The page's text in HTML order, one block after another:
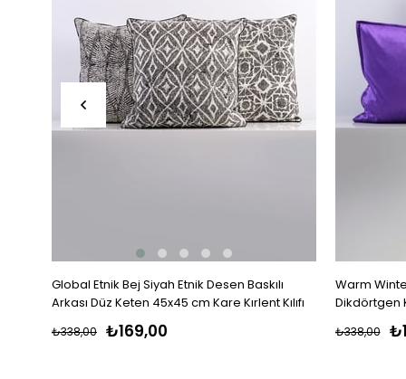
Global Etnik Bej Siyah Etnik Desen Baskılı
Arkası Düz Keten 45x45 cm Kare Kırlent Kılıfı
₺169,00
₺338,00
Warm
Dikdörtgen
₺338,00